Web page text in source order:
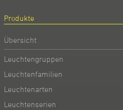
Produkte
Übersicht
Leuchtengruppen
Leuchtenfamilien
Leuchtenarten
Leuchtenserien